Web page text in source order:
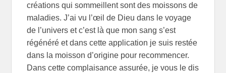
créations qui sommeillent sont des moissons de
maladies. J’ai vu l’œil de Dieu dans le voyage
de l’univers et c’est là que mon sang s’est
régénéré et dans cette application je suis restée
dans la moisson d’origine pour recommencer.
Dans cette complaisance assurée, je vous le dis